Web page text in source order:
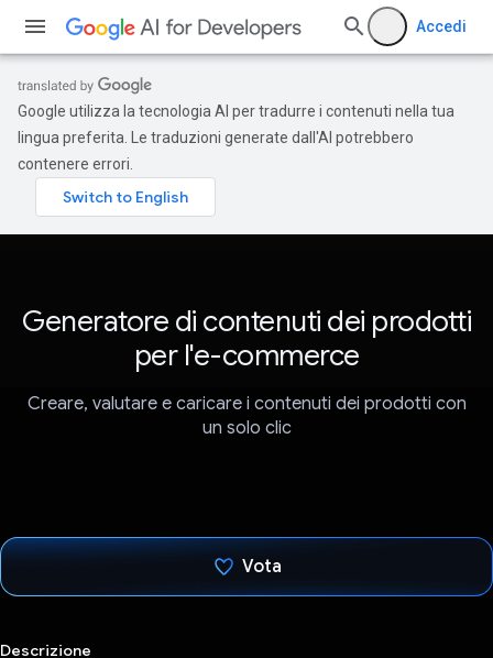
Accedi
Google utilizza la tecnologia AI per tradurre i contenuti nella tua
lingua preferita. Le traduzioni generate dall'AI potrebbero
contenere errori.
Generatore di contenuti dei prodotti
per l'e-commerce
Creare, valutare e caricare i contenuti dei prodotti con
un solo clic
Vota
Descrizione